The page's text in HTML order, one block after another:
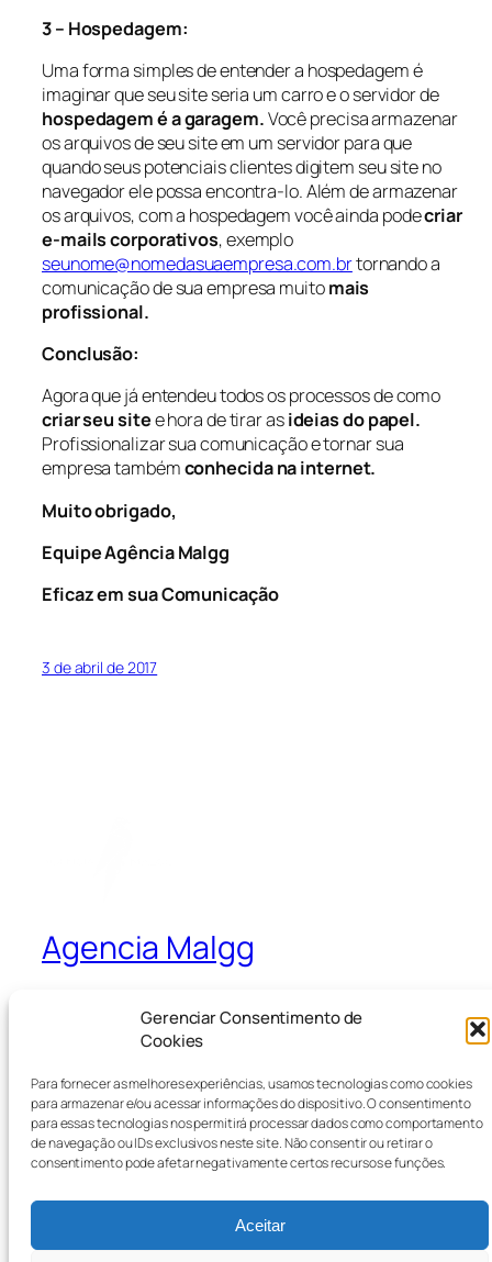
Gerenciar Consentimento de
Cookies
Para fornecer as melhores experiências, usamos tecnologias como cookies
para armazenar e/ou acessar informações do dispositivo. O consentimento
para essas tecnologias nos permitirá processar dados como comportamento
de navegação ou IDs exclusivos neste site. Não consentir ou retirar o
consentimento pode afetar negativamente certos recursos e funções.
Aceitar
3 – Hospedagem:
Uma forma simples de entender a hospedagem é
imaginar que seu site seria um carro e o servidor de
hospedagem é a garagem.Você precisa armazenar
os arquivos de seu site em um servidor para que
quando seus potenciais clientes digitem seu site no
navegador ele possa encontra-lo. Além de armazenar
os arquivos, com a hospedagem você ainda podecriar
e-mails corporativos, exemplo
seunome@nomedasuaempresa.com.brtornando a
comunicação de sua empresa muitomais
profissional.
Conclusão:
Agora que já entendeu todos os processos de como
criar seu sitee hora de tirar asideias do papel.
Profissionalizar sua comunicação e tornar sua
empresa tambémconhecida na internet.
Muito obrigado,
Equipe Agência Malgg
Eficaz em sua Comunicação
3 de abril de 2017
Agencia Malgg
A Agencia que Cria e Ativa
Blog
Sobre
Perguntas frequentes
Autores
Eventos
Loja
Padrões
Temas